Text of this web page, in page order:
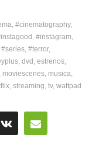
#cinematography
#instagram
#series #terror
dvd estrenos
moviescenes musica
streaming tv wattpad